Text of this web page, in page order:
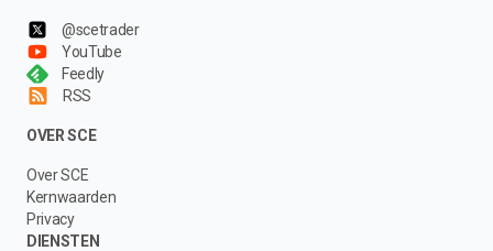
@scetrader
YouTube
Feedly
RSS
OVER SCE
Over SCE
Kernwaarden
Privacy
DIENSTEN